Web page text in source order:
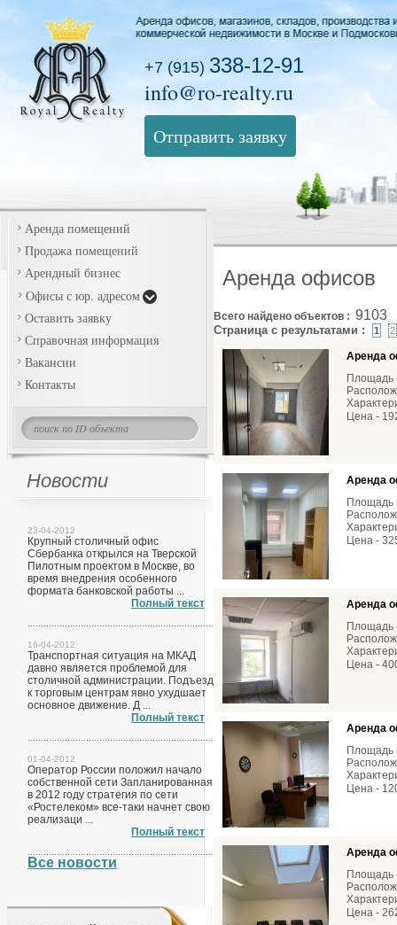
+7 (915) 338-12-91
info@ro-realty.ru
Отправить заявку
Аренда помещений
Продажа помещений
Арендный бизнес
Офисы с юр. адресом
Оставить заявку
Справочная информация
Вакансии
Контакты
Новости
23-04-2012
Крупный столичный офис
Сбербанка открылся на Тверской
Пилотным проектом в Москве, во
время внедрения особенного
формата банковской работы ...
Полный текст
16-04-2012
Транспортная ситуация на МКАД
давно является проблемой для
столичной администрации. Подъезд
к торговым центрам явно ухудшает
основное движение. Д ...
Полный текст
01-04-2012
Оператор России положил начало
собственной сети Запланированная
в 2012 году стратегия по сети
«Ростелеком» все-таки начнет свою
реализаци ...
Полный текст
Все новости
Аренда офисов
Всего найдено объектов : 9103
Страница с результатами : 1 2
Аренда
Площадь
Цена -
Аренда
Площадь
Цена -
Аренда
Площадь
Цена -
Аренда
Площадь
Цена -
Аренда
Площадь
Цена -